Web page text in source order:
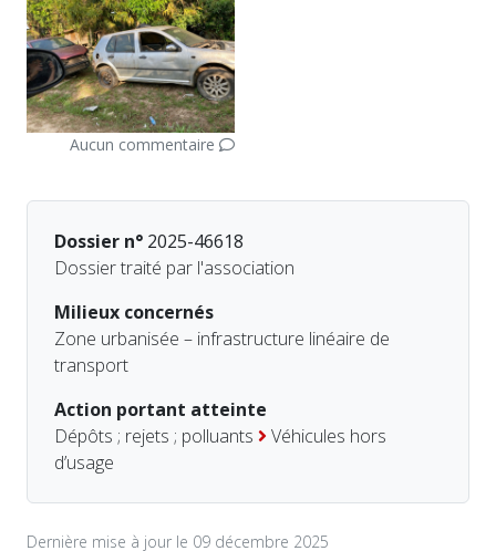
Aucun commentaire
Dossier n° 2025-46618
Dossier traité par l'association
Milieux concernés
Zone urbanisée – infrastructure linéaire de
transport
Action portant atteinte
Dépôts ; rejets ; polluants
Véhicules hors
d’usage
Dernière mise à jour le 09 décembre 2025